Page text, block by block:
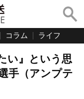
コラム ライフ
い』という思
手（アンプテ